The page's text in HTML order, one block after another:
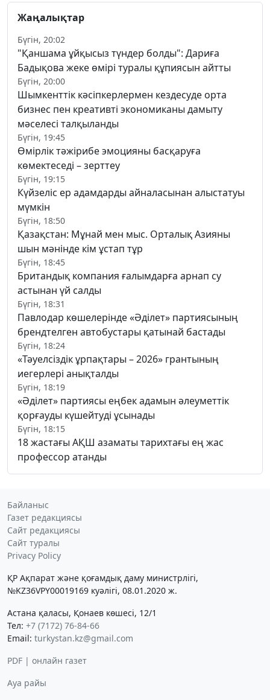
Жаңалықтар
Бүгін, 20:02
"Қаншама ұйқысыз түндер болды": Дариға
Бадықова жеке өмірі туралы құпиясын айтты
Бүгін, 20:00
Шымкенттік кәсіпкерлермен кездесуде орта
бизнес пен креативті экономиканы дамыту
мәселесі талқыланды
Бүгін, 19:45
Өмірлік тәжірибе эмоцияны басқаруға
көмектеседі – зерттеу
Бүгін, 19:15
Күйзеліс ер адамдарды айналасынан алыстатуы
мүмкін
Бүгін, 18:50
Қазақстан: Мұнай мен мыс. Орталық Азияны
шын мәнінде кім ұстап тұр
Бүгін, 18:45
Британдық компания ғалымдарға арнап су
астынан үй салды
Бүгін, 18:31
Павлодар көшелерінде «Әділет» партиясының
брендтелген автобустары қатынай бастады
Бүгін, 18:24
«Тәуелсіздік ұрпақтары – 2026» грантының
иегерлері анықталды
Бүгін, 18:19
«Әділет» партиясы еңбек адамын әлеуметтік
қорғауды күшейтуді ұсынады
Бүгін, 18:15
18 жастағы АҚШ азаматы тарихтағы ең жас
профессор атанды
Байланыс
Газет редакциясы
Сайт редакциясы
Сайт туралы
Privacy Policy
ҚР Ақпарат және қоғамдық даму министрлігі,
№KZ36VPY00019169 куәлігі, 08.01.2020 ж.
Астана қаласы, Қонаев көшесі, 12/1
Тел: +7 (7172) 76-84-66
Email: turkystan.kz@gmail.com
PDF | онлайн газет
Ауа райы